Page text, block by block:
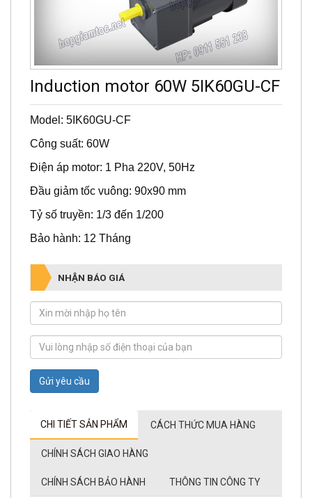
Induction motor 60W 5IK60GU-CF
Model: 5IK60GU-CF
Công suất: 60W
Điện áp motor: 1 Pha 220V, 50Hz
Đầu giảm tốc vuông: 90x90 mm
Tỷ số truyền: 1/3 đến 1/200
Bảo hành: 12 Tháng
NHẬN BÁO GIÁ
Gửi yêu cầu
CHI TIẾT SẢN PHẨM CÁCH THỨC MUA HÀNG
CHÍNH SÁCH GIAO HÀNG
CHÍNH SÁCH BẢO HÀNH THÔNG TIN CÔNG TY